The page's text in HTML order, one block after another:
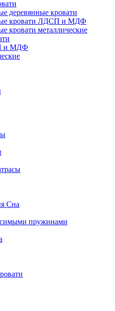
деревянные кровати
кровати ЛДСП и МДФ
кровати металлические
и МДФ
Сна
пружинами